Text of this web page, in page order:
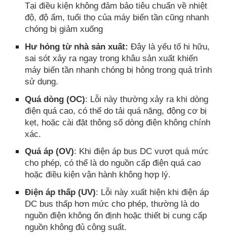
Tại điều kiện không đảm bảo tiêu chuẩn về nhiệt
độ, độ ẩm, tuổi thọ của máy biến tần cũng nhanh
chóng bị giảm xuống
Hư hỏng từ nhà sản xuất: Đây là yếu tố hi hữu,
sai sót xảy ra ngay trong khâu sản xuất khiến
máy biến tần nhanh chóng bị hỏng trong quá trình
sử dụng.
Quá dòng (OC): Lỗi này thường xảy ra khi dòng
điện quá cao, có thể do tải quá nặng, động cơ bị
kẹt, hoặc cài đặt thông số dòng điện không chính
xác.
Quá áp (OV): Khi điện áp bus DC vượt quá mức
cho phép, có thể là do nguồn cấp điện quá cao
hoặc điều kiện vận hành không hợp lý.
Điện áp thấp (UV): Lỗi này xuất hiện khi điện áp
DC bus thấp hơn mức cho phép, thường là do
nguồn điện không ổn định hoặc thiết bị cung cấp
nguồn không đủ công suất.